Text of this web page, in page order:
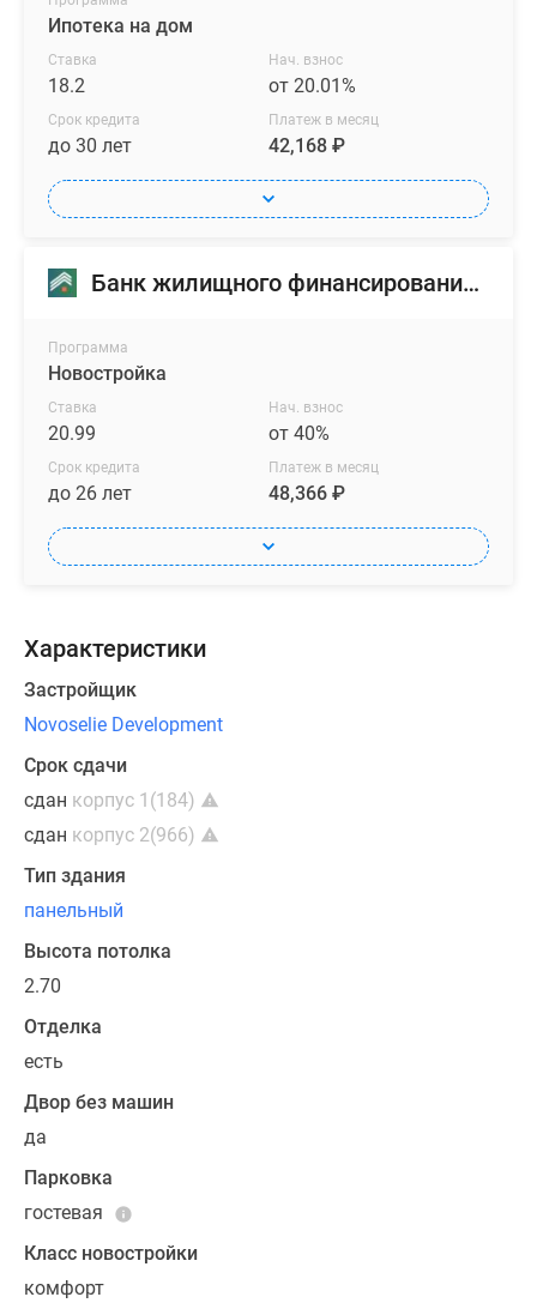
Ипотека на дом
Ставка
18.2
Нач. взнос
от 20.01%
Срок кредита
до 30 лет
Платеж в месяц
42,168 ₽
Банк жилищного финансирования (БЖФ)
Программа
Новостройка
Ставка
20.99
Нач. взнос
от 40%
Срок кредита
до 26 лет
Платеж в месяц
48,366 ₽
Характеристики
Застройщик
Novoselie Development
Срок сдачи
сдан корпус 1(184)
сдан корпус 2(966)
Тип здания
панельный
Высота потолка
2.70
Отделка
есть
Двор без машин
да
Парковка
гостевая
Класс новостройки
комфорт